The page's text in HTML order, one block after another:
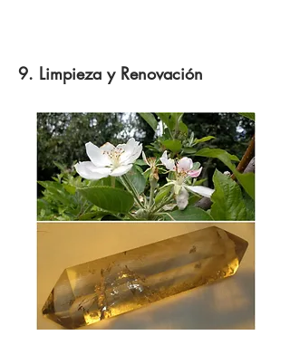
9. Limpieza y Renovación